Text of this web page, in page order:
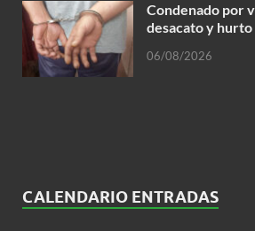
Condenado por
desacato y hurto
06/08/2026
CALENDARIO ENTRADAS